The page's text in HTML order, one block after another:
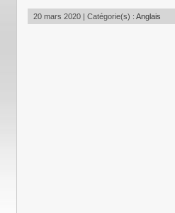
20 mars 2020 | Catégorie(s) : Anglais